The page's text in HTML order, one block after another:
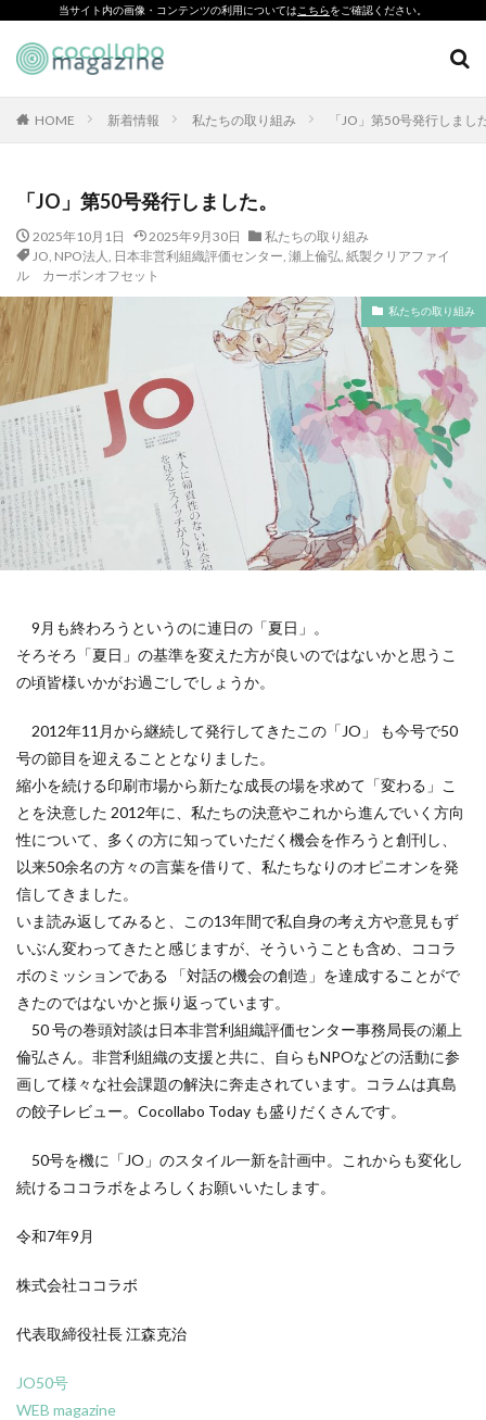
当サイト内の画像・コンテンツの利用については こちらをご確認ください。
HOME 新着情報 私たちの取り組み 「JO」第50号発行しまし
「JO」第50号発行しました。
2025年10月1日 2025年9月30日
私たちの取り組み
JO NPO法人 日本非営利組織評価センター 瀬上倫弘 紙製クリアファイ
ル カーボンオフセット
私たちの取り組み
9月も終わろうというのに連日の「夏日」。
そろそろ「夏日」の基準を変えた方が良いのではないかと思うこ
の頃皆様いかがお過ごしでしょうか。
2012年11月から継続して発行してきたこの「JO」 も今号で50
号の節目を迎えることとなりました。
縮小を続ける印刷市場から新たな成長の場を求めて「変わる」こ
とを決意した 2012年に、私たちの決意やこれから進んでいく方向
性について、多くの方に知っていただく機会を作ろうと創刊し、
以来50余名の方々の言葉を借りて、私たちなりのオピニオンを発
信してきました。
いま読み返してみると、この13年間で私自身の考え方や意見もず
いぶん変わってきたと感じますが、そういうことも含め、ココラ
ボのミッションである 「対話の機会の創造」を達成することがで
きたのではないかと振り返っています。
50 号の巻頭対談は日本非営利組織評価センター事務局長の瀬上
倫弘さん。非営利組織の支援と共に、自らもNPOなどの活動に参
画して様々な社会課題の解決に奔走されています。コラムは真島
の餃子レビュー。Cocollabo Today も盛りだくさんです。
50号を機に「JO」のスタイル一新を計画中。これからも変化し
続けるココラボをよろしくお願いいたします。
令和7年9月
株式会社ココラボ
代表取締役社長 江森克治
JO50号
WEB magazine
CSR SDGs 環境印刷
タグ
「とことこふわり」
「ヘルシーな関係」を親子で学べる絵本を作って、暴力のない
未来へ！
「白楽・六角橋のどこコレ？展」
#CAP #母校にCAPを送ろうキャンペーン #エンパワメントかな
がわ
#大口台小学校
♯7119 10代
110番
119番
119通報のかけ方
119通報の適正利用
14世紀
14世紀フランス 18世紀
19世紀
2025
2050 5回継続賞
7世紀
BankART KAIKO
BankART Life7
BEYOND
BLUE BIRD COLLECTION
BUKATSUDO
CA/Browser Forum（CA/Bフォーラム）
Child Assault Prevention
CO2ゼロ
CO2ゼロ印刷 CO2削減
Co2排出量
CO2排出量削減
Co2排出量算定方法
cocllabo
cocollabo
cocollaboソーシャルえほん
Creative
CSR 活動報告誌
CSRの取り組み
CSR取り組み事例
CSR取組み
CSR報告会 CSR報告書
CSR活動
CSR活動報告誌
DIC DIG IT.
DTP
DTPオペレーター
DX DXセミナー
ESG
ESG投資 ESG投資セミナー
EtoR
FNN
FNNプライムオンライン
ghg
HAMARUラクシスフロント店
INSATSU大交流会
J-SHIS 地震ハザードステーション
JO Podcast